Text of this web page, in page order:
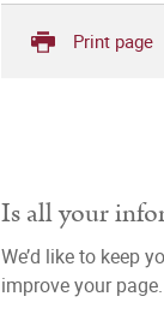
Print page
Is all your
We’d like to keep
improve your page.